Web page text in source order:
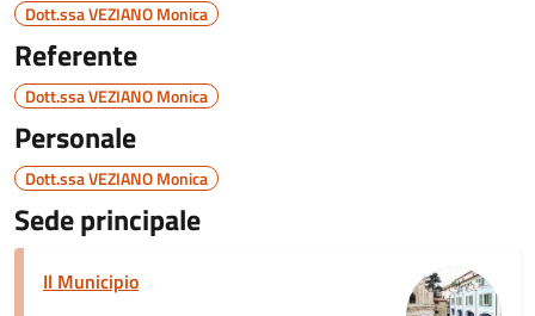
Dott.ssa VEZIANO Monica
Referente
Dott.ssa VEZIANO Monica
Personale
Dott.ssa VEZIANO Monica
Sede principale
Il Municipio